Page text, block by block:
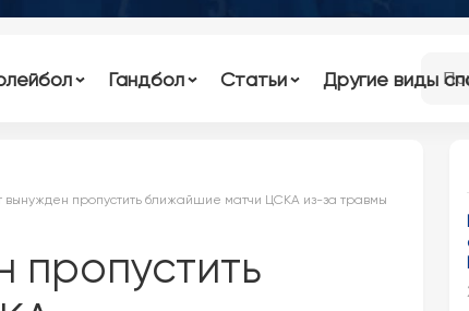
Гандбол Статьи Другие виды
вынужден пропустить ближайшие матчи ЦСКА из-за травмы
пропустить